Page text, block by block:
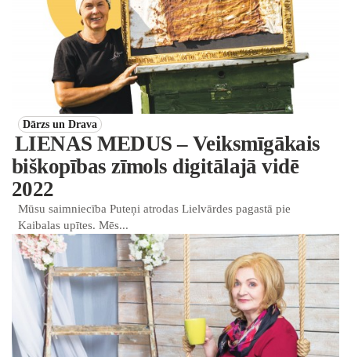
Dārzs un Drava
LIENAS MEDUS – Veiksmīgākais
biškopības zīmols digitālajā vidē
2022
Mūsu saimniecība Puteņi atrodas Lielvārdes pagastā pie
Kaibalas upītes. Mēs...